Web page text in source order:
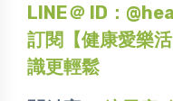
LINE＠ ID：
訂閱【健康愛樂
識更輕鬆